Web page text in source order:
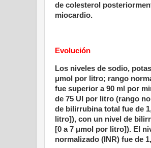
de colesterol
miocardio.
Evolución
Los niveles de sodio,
μmol por litro; rango
fue superior a 90 ml por
de 75 UI por litro (rango
de bilirrubina total fue de
litro]), con un nivel de
[0 a 7 μmol por litro]). El
normalizado (INR) fue de